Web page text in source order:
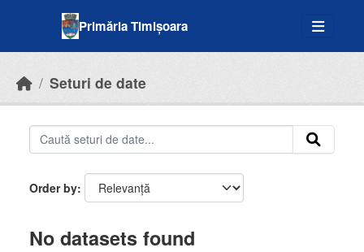
Primăria Timișoara
Seturi de date
Order by
No datasets found